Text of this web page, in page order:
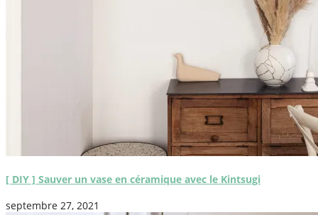
[ DIY ] Sauver un vase en céramique avec le Kintsugi
septembre 27, 2021